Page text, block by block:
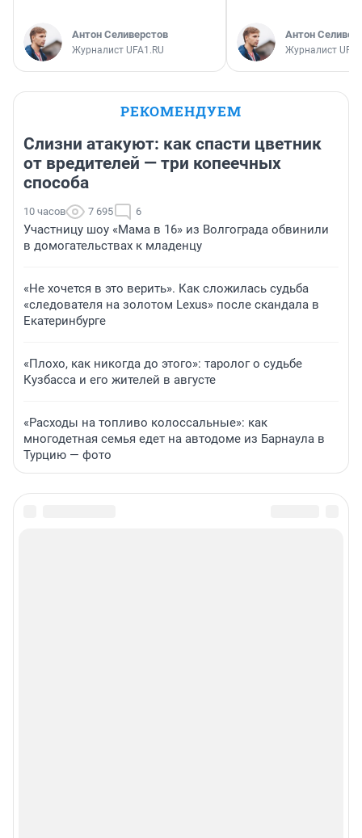
Антон Селиверстов
Журналист UFA1.RU
Антон
Журналист
РЕКОМЕНДУЕМ
Слизни атакуют: как спасти цветник
от вредителей — три копеечных
способа
10 часов 7 695 6
Участницу шоу «Мама в 16» из Волгограда обвинили
в домогательствах к младенцу
«Не хочется в это верить». Как сложилась судьба
«следователя на золотом Lexus» после скандала в
Екатеринбурге
«Плохо, как никогда до этого»: таролог о судьбе
Кузбасса и его жителей в августе
«Расходы на топливо колоссальные»: как
многодетная семья едет на автодоме из Барнаула в
Турцию — фото